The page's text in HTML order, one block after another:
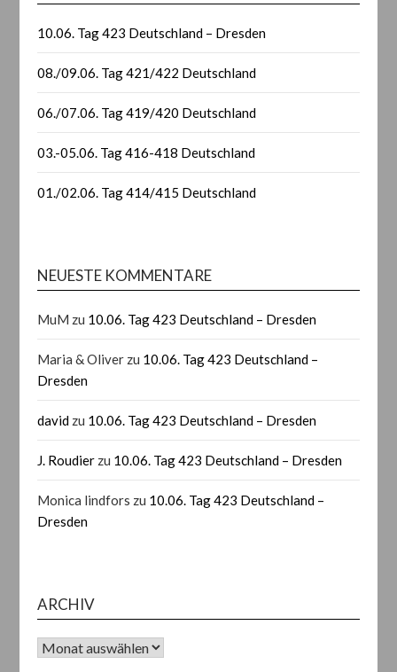
10.06. Tag 423 Deutschland – Dresden
08./09.06. Tag 421/422 Deutschland
06./07.06. Tag 419/420 Deutschland
03.-05.06. Tag 416-418 Deutschland
01./02.06. Tag 414/415 Deutschland
NEUESTE KOMMENTARE
MuM zu 10.06. Tag 423 Deutschland – Dresden
Maria & Oliver zu 10.06. Tag 423 Deutschland –
Dresden
david zu 10.06. Tag 423 Deutschland – Dresden
J. Roudier zu 10.06. Tag 423 Deutschland – Dresden
Monica lindfors zu 10.06. Tag 423 Deutschland –
Dresden
ARCHIV
Archiv